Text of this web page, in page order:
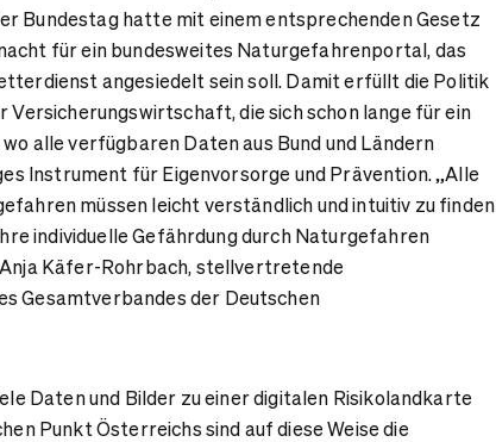
Bundestag hatte mit einem entsprechenden Gesetz
für ein bundesweites Naturgefahrenportal, das
angesiedelt sein soll. Damit erfüllt die Politik
Versicherungswirtschaft, die sich schon lange für ein
alle verfügbarenDaten aus Bund und Ländern
Instrument für Eigenvorsorge und Prävention. „Alle
müssen leicht verständlich und intuitiv zu finden
individuelle Gefährdung durch Naturgefahren
Käfer-Rohrbach, stellvertretende
Gesamtverbandes der Deutschen
Daten und Bilder zu einer digitalen Risikolandkarte
Punkt Österreichs sind auf diese Weise die